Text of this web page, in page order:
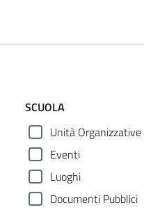
SCUOLA
Unità Organizzative
Eventi
Luoghi
Documenti Pubblici